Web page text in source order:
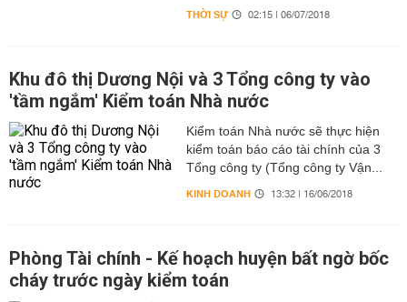
THỜI SỰ 02:15 | 06/07/2018
Khu đô thị Dương Nội và 3 Tổng công ty vào
'tầm ngắm' Kiểm toán Nhà nước
Kiểm toán Nhà nước sẽ thực hiện
kiểm toán báo cáo tài chính của 3
Tổng công ty (Tổng công ty Vận...
KINH DOANH 13:32 | 16/06/2018
Phòng Tài chính - Kế hoạch huyện bất ngờ bốc
cháy trước ngày kiểm toán